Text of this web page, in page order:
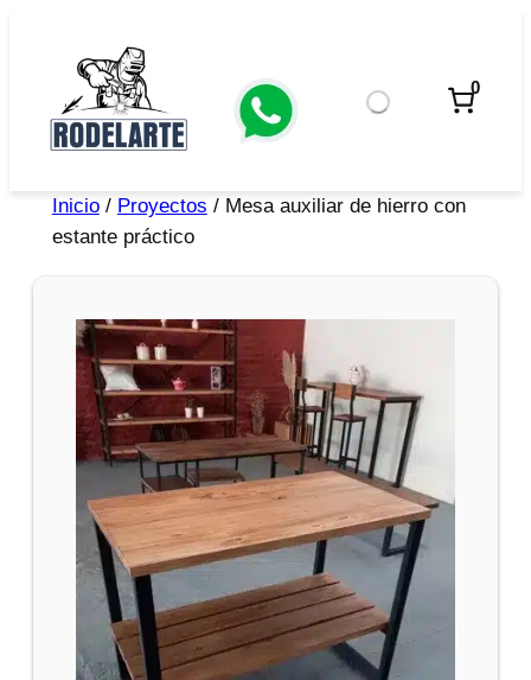
0
Inicio/ Proyectos / Mesa auxiliar de hierro con
estante práctico